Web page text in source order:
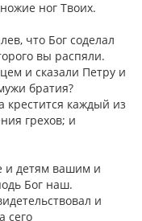
ног Твоих.
что Бог соделал
вы распяли.
и сказали Петру и
братия?
крестится каждый из
грехов; и
и детям вашим и
Бог наш.
и
сего